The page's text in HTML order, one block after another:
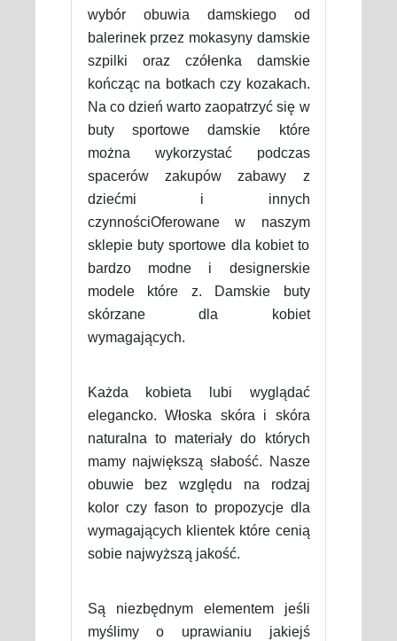
wybór obuwia damskiego od
balerinek przez mokasyny damskie
szpilki oraz czółenka damskie
kończąc na botkach czy kozakach.
Na co dzień warto zaopatrzyć się w
buty sportowe damskie które
można wykorzystać podczas
spacerów zakupów zabawy z
dziećmi i innych
czynnościOferowane w naszym
sklepie buty sportowe dla kobiet to
bardzo modne i designerskie
modele które z. Damskie buty
skórzane dla kobiet
wymagających.
Każda kobieta lubi wyglądać
elegancko. Włoska skóra i skóra
naturalna to materiały do których
mamy największą słabość. Nasze
obuwie bez względu na rodzaj
kolor czy fason to propozycje dla
wymagających klientek które cenią
sobie najwyższą jakość.
Są niezbędnym elementem jeśli
myślimy o uprawianiu jakiejś